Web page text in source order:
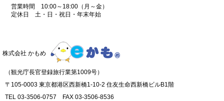
営業時間 10:00～18:00（月～金）
定休日 土・日・祝日・年末年始
株式会社 かもめ
（観光庁長官登録旅行業第1009号）
〒105-0003 東京都港区西新橋1-10-2 住友生命西新橋ビルB1階
TEL 03-3506-0757 FAX 03-3506-8536